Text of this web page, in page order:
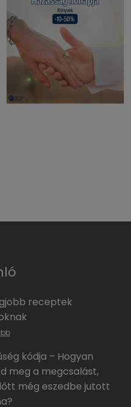
receptek
kódja – Hogyan
meg a megcsalást,
még eszedbe jutott